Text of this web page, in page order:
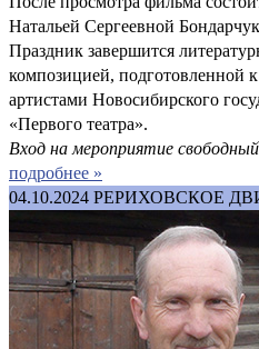
Натальей Сергеевной
Праздник завершится
композицией, подготовленной
артистами Новосибирского
«Первого театра».
Вход на мероприятие
подробнее »
04.10.2024 РЕРИХОВСКОЕ